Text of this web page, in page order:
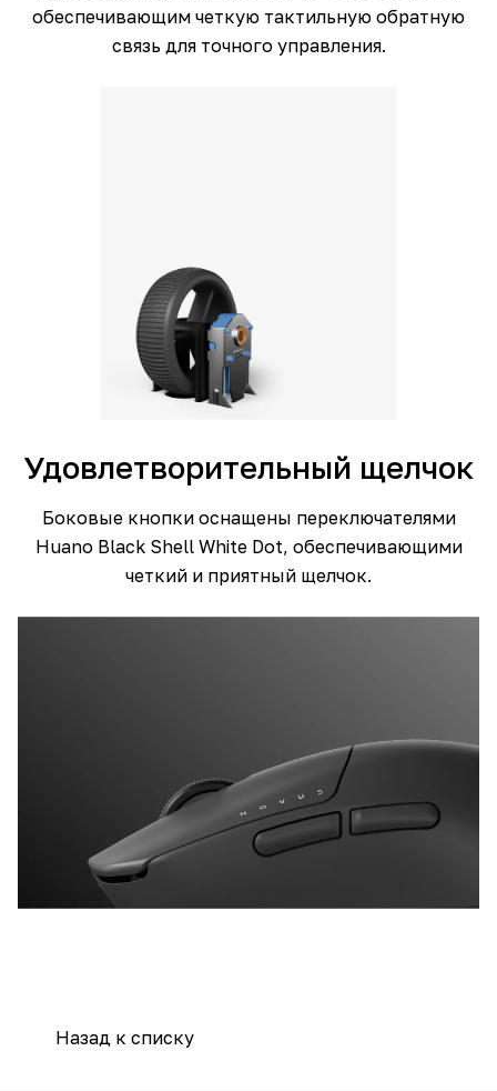
обеспечивающим четкую тактильную обратную
связь для точного управления.
Удовлетворительный щелчок
Боковые кнопки оснащены переключателями
Huano Black Shell White Dot, обеспечивающими
четкий и приятный щелчок.
Назад к списку